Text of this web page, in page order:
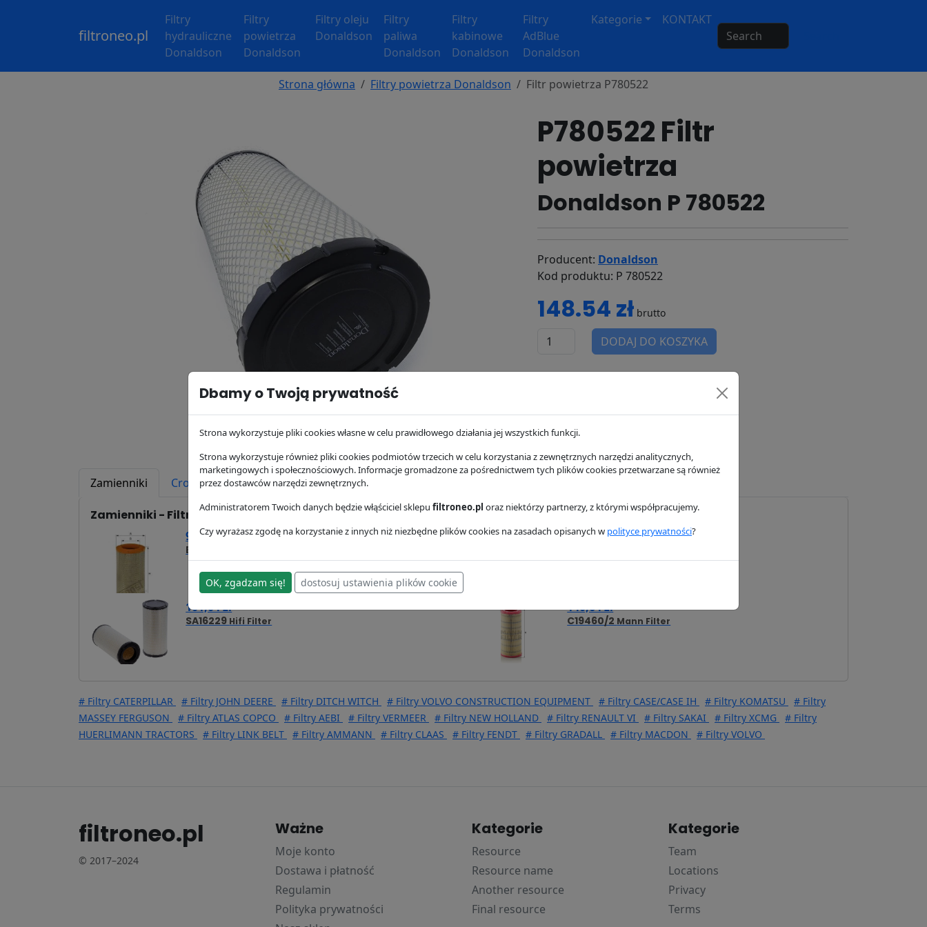
filtroneo.pl
Filtry
hydrauliczne
Donaldson
Filtry
powietrza
Donaldson
Filtry oleju
Donaldson
Filtry
paliwa
Donaldson
Filtry
kabinowe
Donaldson
Filtry
AdBlue
Donaldson
Kategorie
KONTAKT
Strona główna Filtry powietrza Donaldson Filtr powietrza P780522
P780522 Filtr
powietrza
Donaldson P 780522
Producent: Donaldson
Kod produktu: P 780522
148.54 zł brutto
DODAJ DO KOSZYKA
Zamienniki Cross Reference Zastosowanie
Zamienniki - Filtr powietrza P780522
96,43 zł
E735L
97,21 zł
101,04 zł
SA16229 Hifi Filter
140,64 zł
C19460/2 Mann Filter
# Filtry CATERPILLAR # Filtry JOHN DEERE # Filtry DITCH WITCH # Filtry VOLVO CONSTRUCTION EQUIPMENT # Filtry CASE/CASE IH # Filtry KOMATSU
# Filtry
MASSEY FERGUSON
# Filtry ATLAS COPCO # Filtry AEBI # Filtry VERMEER # Filtry NEW HOLLAND # Filtry RENAULT VI # Filtry SAKAI # Filtry XCMG
# Filtry
HUERLIMANN TRACTORS
# Filtry LINK BELT # Filtry AMMANN # Filtry CLAAS # Filtry FENDT # Filtry GRADALL # Filtry MACDON # Filtry VOLVO
filtroneo.pl
© 2017–2024
Ważne
Moje konto
Dostawa i płatność
Regulamin
Polityka prywatności
Kategorie
Resource
Resource name
Another resource
Final resource
Kategorie
Team
Locations
Privacy
Terms
Dbamy o Twoją prywatność
Strona wykorzystuje pliki cookies własne w celu prawidłowego działania jej wszystkich funkcji.
Strona wykorzystuje również pliki cookies podmiotów trzecich w celu korzystania z zewnętrznych narzędzi analitycznych,
marketingowych i społecznościowych. Informacje gromadzone za pośrednictwem tych plików cookies przetwarzane są również
przez dostawców narzędzi zewnętrznych.
Administratorem Twoich danych będzie włąściciel sklepu filtroneo.pl oraz niektórzy partnerzy, z którymi współpracujemy.
Czy wyrażasz zgodę na korzystanie z innych niż niezbędne plików cookies na zasadach opisanych w polityce prywatności?
OK, zgadzam się! dostosuj ustawienia plików cookie